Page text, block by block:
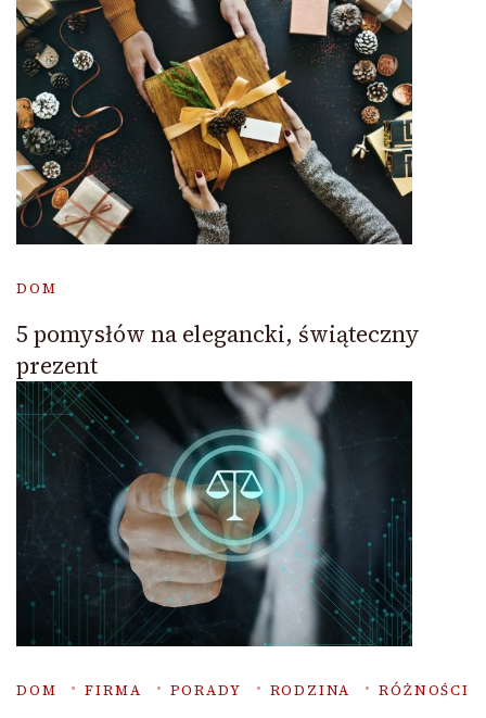
DOM
5 pomysłów na elegancki, świąteczny
prezent
DOM FIRMA PORADY RODZINA RÓŻNOŚCI